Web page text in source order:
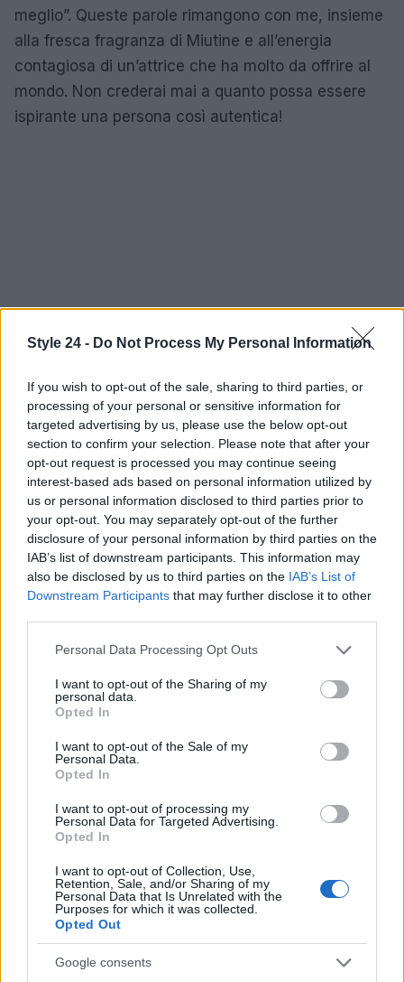
Style 24 - Do Not Process My Personal Information
If you wish to opt-out of the sale, sharing to third parties, or
processing of your personal or sensitive information for
targeted advertising by us, please use the below opt-out
section to confirm your selection. Please note that after your
opt-out request is processed you may continue seeing
interest-based ads based on personal information utilized by
us or personal information disclosed to third parties prior to
your opt-out. You may separately opt-out of the further
disclosure of your personal information by third parties on the
IAB’s list of downstream participants. This information may
also be disclosed by us to third parties on the IAB’s List of
Downstream Participants that may further disclose it to other
Please note that this website/app uses one or more Google
not limited to your visit or usage behaviour. You may click to
grant or deny consent to Google and its third-party tags to
use your data for below specified purposes in below Google
consent section.
Personal Data Processing Opt Outs
I want to opt-out of the Sharing of my
personal data.
Opted In
I want to opt-out of the Sale of my
Personal Data.
Opted In
I want to opt-out of processing my
Personal Data for Targeted Advertising.
Opted In
I want to opt-out of Collection, Use,
Retention, Sale, and/or Sharing of my
Personal Data that Is Unrelated with the
Purposes for which it was collected.
Opted Out
Google consents
meglio”. Queste parole rimangono con me, insieme
alla fresca fragranza di Miutine e all’energia
contagiosa di un’attrice che ha molto da offrire al
mondo. Non crederai mai a quanto possa essere
ispirante una persona così autentica!
Staff